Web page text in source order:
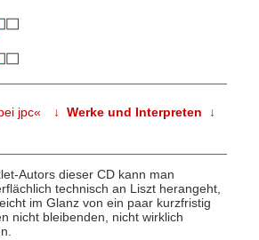
jpc« ↓ Werke und Interpreten ↓
Autors dieser CD kann man
technisch an Liszt herangeht,
im Glanz von ein paar kurzfristig
nicht bleibenden, nicht wirklich